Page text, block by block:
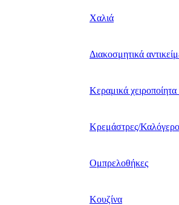
Χαλιά
Διακοσμητικά
Κεραμικά
Κρεμάστρες/
Ομπρελοθήκες
Κουζίνα